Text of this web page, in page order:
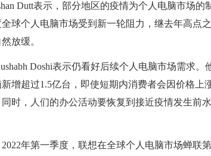
Dutt表示，部分地区的疫情为个人电脑市场的
球个人电脑市场受到新一轮阻力，继去年高点
放缓。
Doshi表示仍看好后续个人电脑市场需求。
增超过1.5亿台，即使短期内消费者会因价格上
时，人们的办公活动要恢复到接近疫情发生前
年第一季度，联想在全球个人电脑市场蝉联